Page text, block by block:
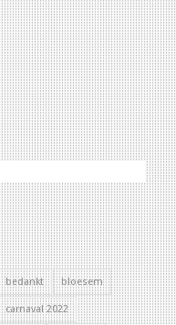
bedankt bloesem
carnaval 2022